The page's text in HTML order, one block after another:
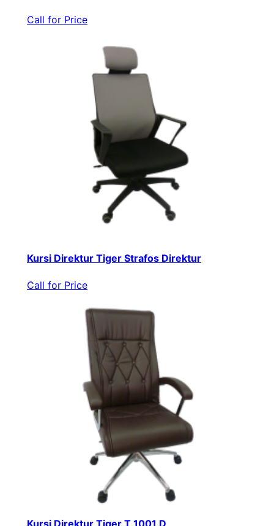
Call for Price
Kursi Direktur Tiger Strafos Direktur
Call for Price